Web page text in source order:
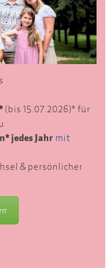
(bis 15.07.2026)* für
jedes Jahr mit
& persönlicher